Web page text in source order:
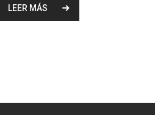
LEER MÁS